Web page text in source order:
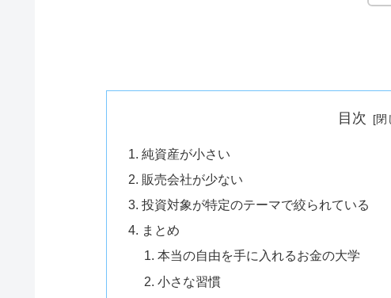
目次
純資産が小さい
販売会社が少ない
投資対象が特定のテーマで絞られている
まとめ
本当の自由を手に入れるお金の大学
小さな習慣